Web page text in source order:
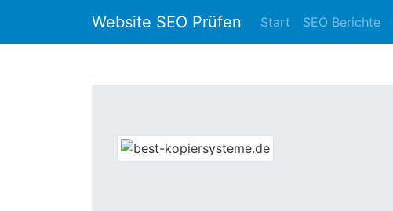
Website SEO Prüfen Start SEO Berichte